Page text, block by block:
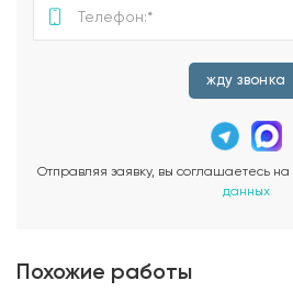
жду звонка
Отправляя заявку, вы соглашаетесь на
данных
Похожие работы